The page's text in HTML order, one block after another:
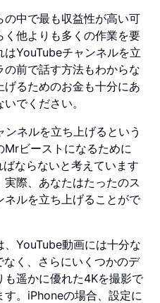
中で最も収益性が高い可
他よりも多くの作業を要
YouTubeチャンネルを立
前で話す方法もわからな
るためのお金も十分にあ
でください。
ネルを立ち上げるという
Mrビーストになるために
ならないと考えています
際、あなたはたったのス
ルを立ち上げることがで
YouTube動画には十分な
く、さらにいくつかのデ
も遥かに優れた4Kを撮影で
す。iPhoneの場合、設定に